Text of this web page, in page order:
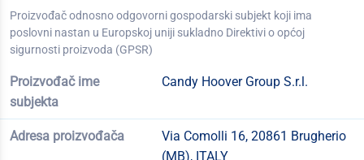
Proizvođač odnosno odgovorni gospodarski subjekt koji ima
poslovni nastan u Europskoj uniji sukladno Direktivi o općoj
sigurnosti proizvoda (GPSR)
Proizvođač ime
subjekta
Candy Hoover Group S.r.l.
Adresa proizvođača
Via Comolli 16, 20861 Brugherio
(MB), ITALY